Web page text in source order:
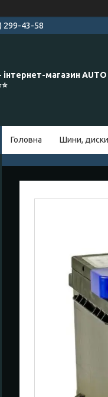
299-43-58
інтернет-магазин
Головна Шини,